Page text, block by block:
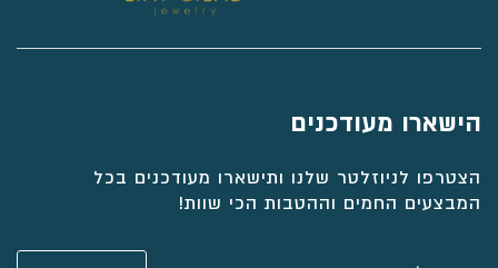
הישארו מעודכנים
הצטרפו לניוזלטר שלנו ותישארו מעודכנים בכל
המבצעים החמים וההטבות הכי שוות!